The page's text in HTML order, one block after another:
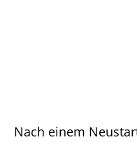
Nach einem